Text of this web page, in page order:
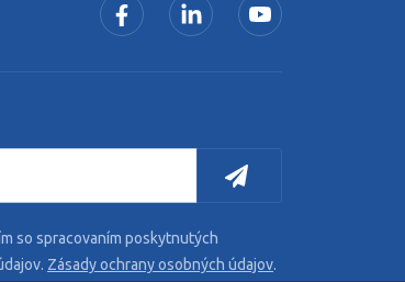
so spracovaním poskytnutých
Zásady ochrany osobných údajov.